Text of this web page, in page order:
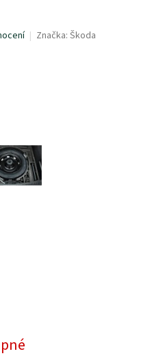
Značka: Škoda